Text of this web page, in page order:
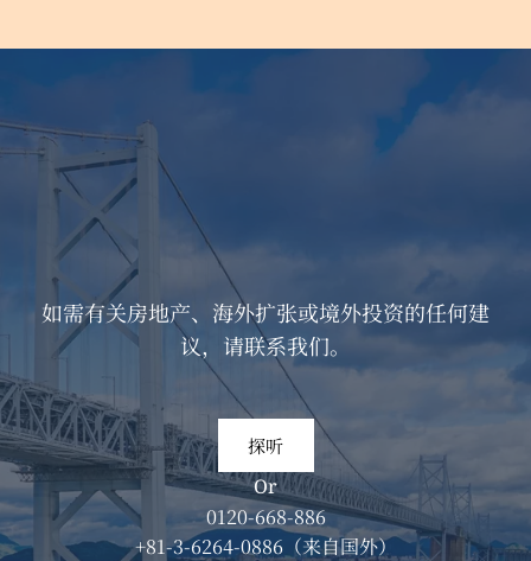
如需有关房地产、海外扩张或境外投资的任何建
议，请联系我们。
探听
Or
0120-668-886
+81-3-6264-0886（来自国外）